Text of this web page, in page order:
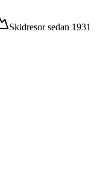
Skidresor sedan 1931